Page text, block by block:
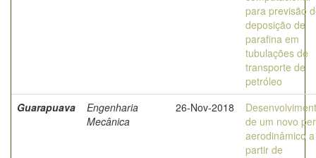
para previsão
deposição de
parafina em
tubulações de
transporte de
petróleo
Guarapuava
Engenharia
Mecânica
26-Nov-2018
de um novo
aerodinâmico a
partir de